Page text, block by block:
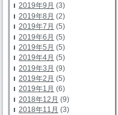
2019年9月 (3)
2019年8月 (2)
2019年7月 (5)
2019年6月 (5)
2019年5月 (5)
2019年4月 (5)
2019年3月 (9)
2019年2月 (5)
2019年1月 (6)
2018年12月 (9)
2018年11月 (3)